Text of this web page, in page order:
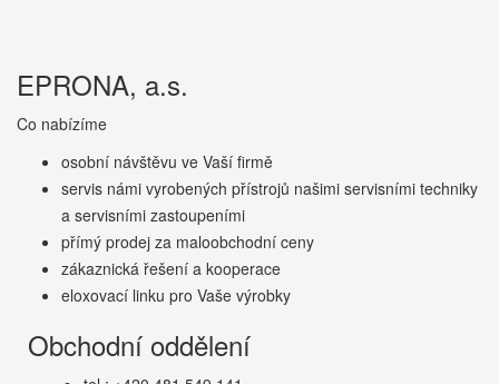
EPRONA, a.s.
Co nabízíme
osobní návštěvu ve Vaší firmě
servis námi vyrobených přístrojů našimi servisními techniky
a servisními zastoupeními
přímý prodej za maloobchodní ceny
zákaznická řešení a kooperace
eloxovací linku pro Vaše výrobky
Obchodní oddělení